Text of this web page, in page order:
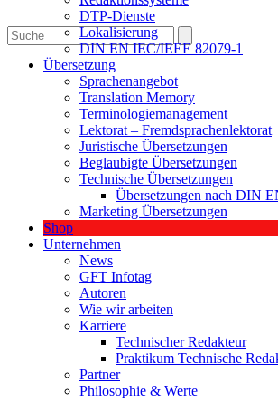
Open
mobile
menu
Close
mobile
menu
Search
DTP-Dienste
Lokalisierung
DIN EN IEC/IEEE 82079-1
Übersetzung
Sprachenangebot
Translation Memory
Terminologiemanagement
Lektorat – Fremdsprachenlektorat
Juristische Übersetzungen
Beglaubigte Übersetzungen
Technische Übersetzungen
Übersetzungen nach DIN
Marketing Übersetzungen
Shop
Unternehmen
News
GFT Infotag
Autoren
Wie wir arbeiten
Karriere
Technischer Redakteur
Praktikum Technische
Partner
Philosophie & Werte